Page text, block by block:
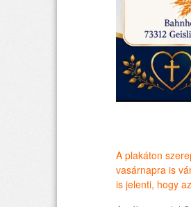
A plakáton
vasárnapra is
is jelenti, hogy